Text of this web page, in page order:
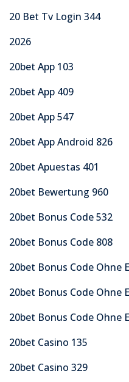
20 Bet Tv Login 344
2026
20bet App 103
20bet App 409
20bet App 547
20bet App Android 826
20bet Apuestas 401
20bet Bewertung 960
20bet Bonus Code 532
20bet Bonus Code 808
20bet Bonus Code Ohne
20bet Bonus Code Ohne
20bet Bonus Code Ohne
20bet Casino 135
20bet Casino 329